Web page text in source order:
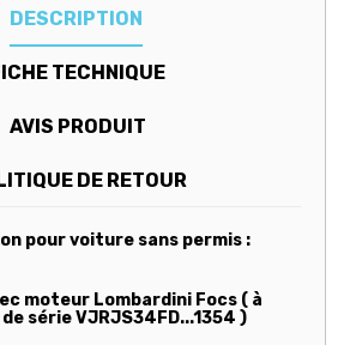
DESCRIPTION
TECHNIQUE
AVIS PRODUIT
DE RETOUR
pour voiture sans permis :
moteur Lombardini Focs ( à
série VJRJS34FD...1354 )